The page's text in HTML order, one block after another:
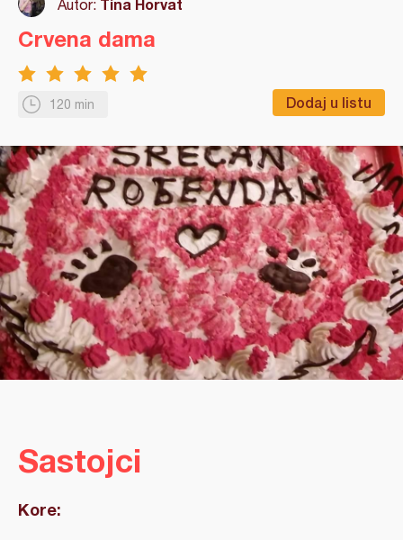
Autor: Tina Horvat
120 min Dodaj u listu
Crvena dama
Sastojci
Kore: